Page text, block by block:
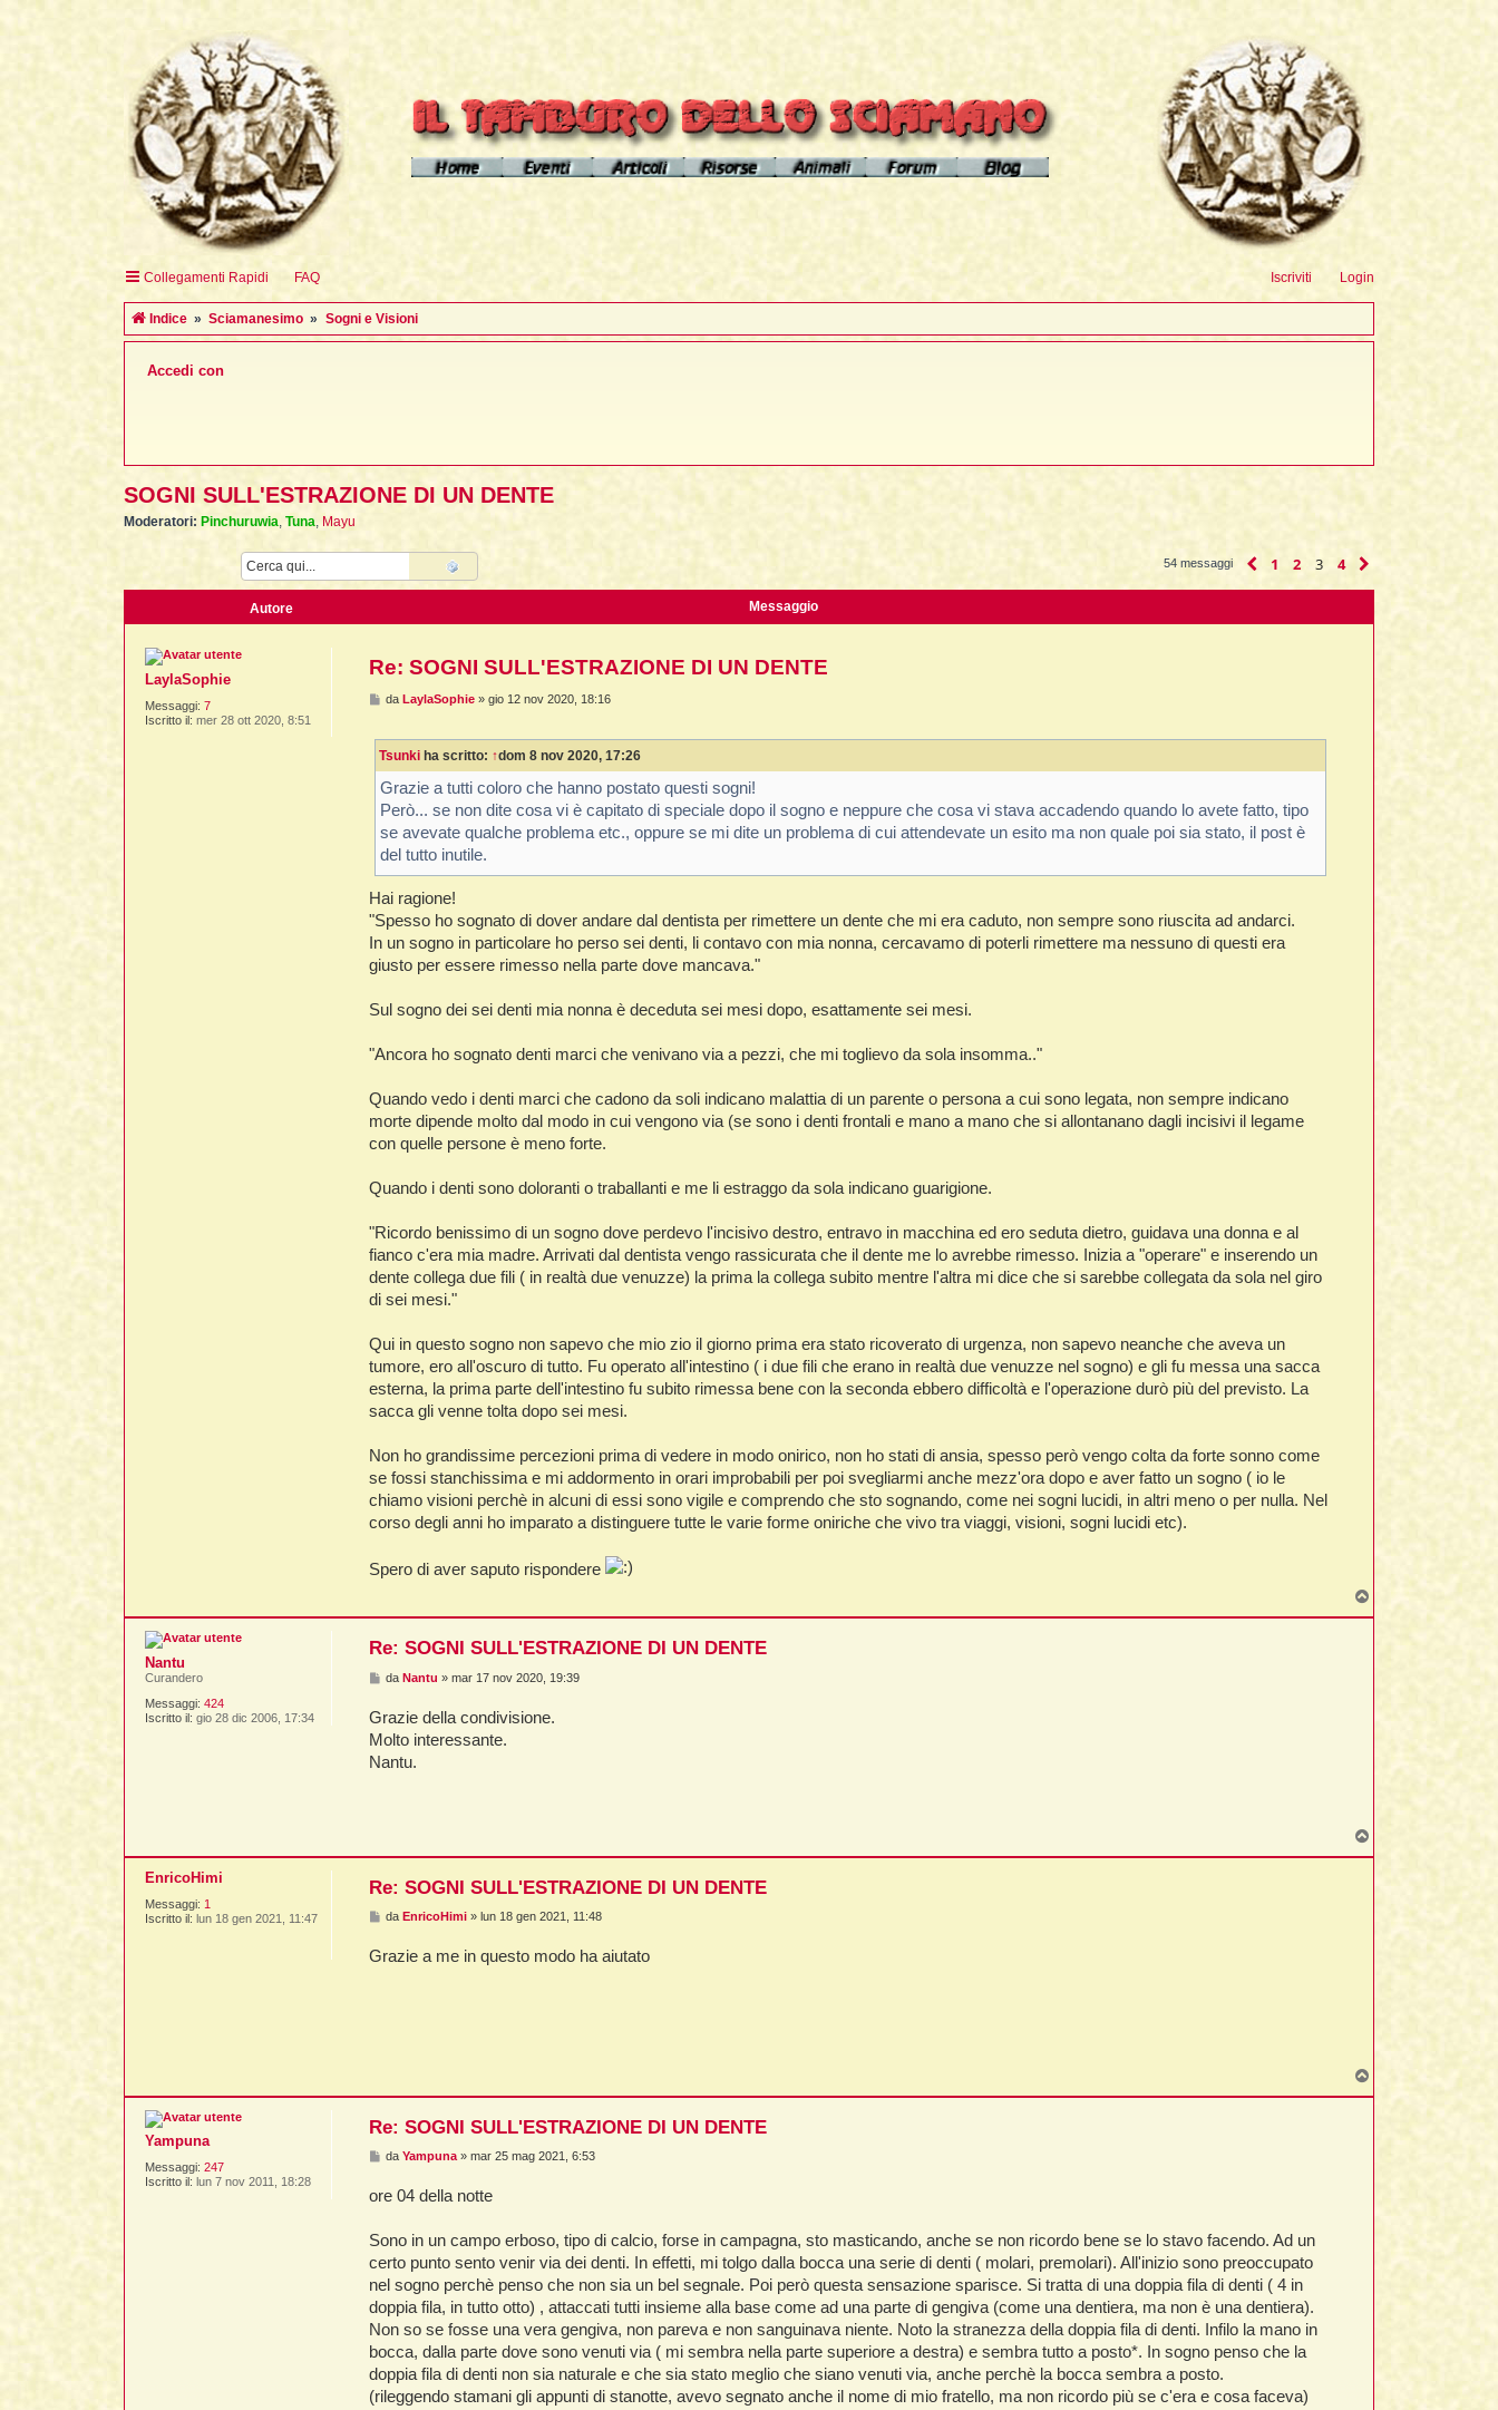
Homepage del sito
Homepage del mirror
English Homepage
Calendario eventi
Apprendistato Sciamanico
Indice articoli
Tséntsak e Spiriti Aiutanti
Il Flusso di esistenze
Vicente Júa
La Fine della Civiltà
Sogno e Destino - 2° parte
Recupero dell'Animale di Potere
Estrazione delle Intrusioni
Cattura delle Intrusioni
Sciamanesimo e Guarigione
Introduzione
Intrusioni
Contatto
Curanderos qualificati
Pagamenti
Dizionario degli Tséntsak
Pagina iniziale
Introduzione
Iscrizione
Area apprendisti
Info sui contenuti
Tariffe e Offerte
Iscrizione
Indice alfabetico
I poteri degli animali
Anaconda
Aquila
Lepre
Collegamenti Rapidi FAQ Login
Iscriviti
Indice Sciamanesimo Sogni e Visioni
Accedi con
SOGNI SULL'ESTRAZIONE DI UN DENTE
Moderatori: Pinchuruwia, Tuna, Mayu
Cerca 54 messaggi Precedente
1 2 3 4
Autore Messaggio
LaylaSophie
Messaggi: 7
Iscritto il: mer 28 ott 2020, 8:51
Re: SOGNI SULL'ESTRAZIONE DI UN DENTE
M
s
a
g
g
o
daLaylaSophie »gio 12 nov 2020, 18:16
Tsunkiha scritto: ↑dom 8 nov 2020, 17:26
Grazie a tutti coloro che hanno postato questi sogni!
Però... se non dite cosa vi è capitato di speciale dopo il sogno e neppure che cosa vi stava accadendo quando lo avete fatto, tipo
se avevate qualche problema etc., oppure se mi dite un problema di cui attendevate un esito ma non quale poi sia stato, il post è
del tutto inutile.
Hai ragione!
"Spesso ho sognato di dover andare dal dentista per rimettere un dente che mi era caduto, non sempre sono riuscita ad andarci.
In un sogno in particolare ho perso sei denti, li contavo con mia nonna, cercavamo di poterli rimettere ma nessuno di questi era
giusto per essere rimesso nella parte dove mancava."
Sul sogno dei sei denti mia nonna è deceduta sei mesi dopo, esattamente sei mesi.
"Ancora ho sognato denti marci che venivano via a pezzi, che mi toglievo da sola insomma.."
Quando vedo i denti marci che cadono da soli indicano malattia di un parente o persona a cui sono legata, non sempre indicano
morte dipende molto dal modo in cui vengono via (se sono i denti frontali e mano a mano che si allontanano dagli incisivi il legame
con quelle persone è meno forte.
Quando i denti sono doloranti o traballanti e me li estraggo da sola indicano guarigione.
"Ricordo benissimo di un sogno dove perdevo l'incisivo destro, entravo in macchina ed ero seduta dietro, guidava una donna e al
fianco c'era mia madre. Arrivati dal dentista vengo rassicurata che il dente me lo avrebbe rimesso. Inizia a "operare" e inserendo un
dente collega due fili ( in realtà due venuzze) la prima la collega subito mentre l'altra mi dice che si sarebbe collegata da sola nel giro
di sei mesi."
Qui in questo sogno non sapevo che mio zio il giorno prima era stato ricoverato di urgenza, non sapevo neanche che aveva un
tumore, ero all'oscuro di tutto. Fu operato all'intestino ( i due fili che erano in realtà due venuzze nel sogno) e gli fu messa una sacca
esterna, la prima parte dell'intestino fu subito rimessa bene con la seconda ebbero difficoltà e l'operazione durò più del previsto. La
sacca gli venne tolta dopo sei mesi.
Non ho grandissime percezioni prima di vedere in modo onirico, non ho stati di ansia, spesso però vengo colta da forte sonno come
se fossi stanchissima e mi addormento in orari improbabili per poi svegliarmi anche mezz'ora dopo e aver fatto un sogno ( io le
chiamo visioni perchè in alcuni di essi sono vigile e comprendo che sto sognando, come nei sogni lucidi, in altri meno o per nulla. Nel
corso degli anni ho imparato a distinguere tutte le varie forme oniriche che vivo tra viaggi, visioni, sogni lucidi etc).
Spero di aver saputo rispondere
Nantu
Curandero
Messaggi: 424
Iscritto il: gio 28 dic 2006, 17:34
Re: SOGNI SULL'ESTRAZIONE DI UN DENTE
M
s
a
g
g
daNantu »mar 17 nov 2020, 19:39
Grazie della condivisione.
Molto interessante.
Nantu.
EnricoHimi
Messaggi: 1
Iscritto il: lun 18 gen 2021, 11:47
Re: SOGNI SULL'ESTRAZIONE DI UN DENTE
M
s
da EnricoHimi » lun 18 gen 2021, 11:48
Grazie a me in questo modo ha aiutato
Yampuna
Messaggi: 247
Iscritto il: lun 7 nov 2011, 18:28
Re: SOGNI SULL'ESTRAZIONE DI UN DENTE
M
s
g
o
daYampuna »mar 25 mag 2021, 6:53
ore 04 della notte
Sono in un campo erboso, tipo di calcio, forse in campagna, sto masticando, anche se non ricordo bene se lo stavo facendo. Ad un
certo punto sento venir via dei denti. In effetti, mi tolgo dalla bocca una serie di denti ( molari, premolari). All'inizio sono preoccupato
nel sogno perchè penso che non sia un bel segnale. Poi però questa sensazione sparisce. Si tratta di una doppia fila di denti ( 4 in
doppia fila, in tutto otto) , attaccati tutti insieme alla base come ad una parte di gengiva (come una dentiera, ma non è una dentiera).
Non so se fosse una vera gengiva, non pareva e non sanguinava niente. Noto la stranezza della doppia fila di denti. Infilo la mano in
bocca, dalla parte dove sono venuti via ( mi sembra nella parte superiore a destra) e sembra tutto a posto*. In sogno penso che la
doppia fila di denti non sia naturale e che sia stato meglio che siano venuti via, anche perchè la bocca sembra a posto.
(rileggendo stamani gli appunti di stanotte, avevo segnato anche il nome di mio fratello, ma non ricordo più se c'era e cosa faceva)